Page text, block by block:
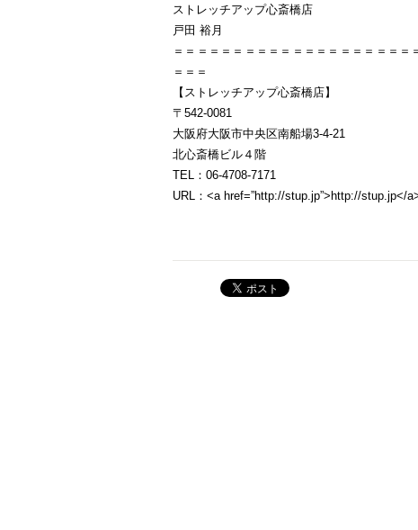
ストレッチアップ心斎橋店
戸田 裕月
＝＝＝＝＝＝＝＝＝＝＝＝＝＝＝＝＝＝＝
＝＝＝
【ストレッチアップ心斎橋店】
〒542-0081
大阪府大阪市中央区南船場3-4-21
北心斎橋ビル４階
TEL：06-4708-7171
URL：<a href=”http://stup.jp”>http://stup.jp</